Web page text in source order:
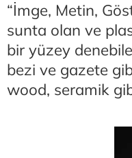
“İmge, Metin,
sunta olan ve
bir yüzey
bezi ve gazete
wood, seramik